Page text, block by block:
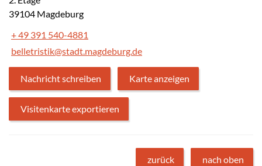
39104 Magdeburg
+ 49 391 540-4881
belletristik@stadt.magdeburg.de
Nachricht schreiben Karte anzeigen
Visitenkarte exportieren
zurück nach oben